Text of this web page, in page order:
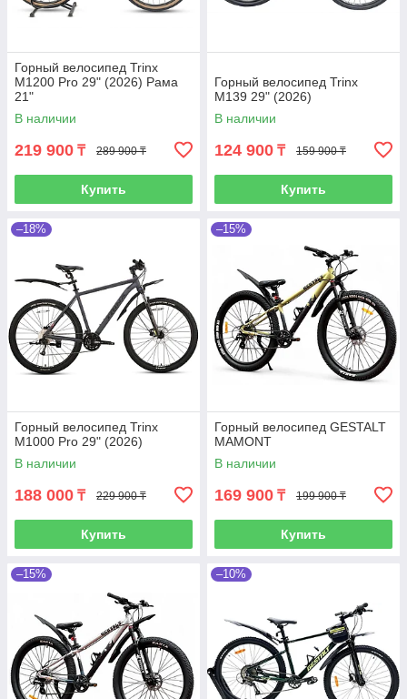
Горный велосипед Trinx
M1200 Pro 29" (2026) Рама
21"
В наличии
219 900 ₸ 289 900 ₸
Купить
Горный велосипед Trinx
M139 29" (2026)
В наличии
124 900 ₸ 159 900 ₸
Купить
–18%
Горный велосипед Trinx
M1000 Pro 29" (2026)
В наличии
188 000 ₸ 229 900 ₸
Купить
–15%
Горный велосипед GESTALT
MAMONT
В наличии
169 900 ₸ 199 900 ₸
Купить
–15% –10%